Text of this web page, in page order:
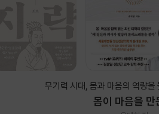
무기력 시대, 몸과 마음의 역량을
몸이 마음을 만